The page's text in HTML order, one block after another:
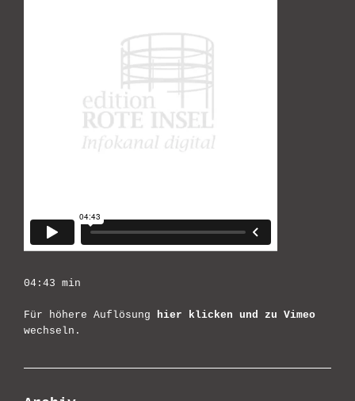
04:43 min
Für höhere Auflösung hier klicken und zu Vimeo
wechseln.